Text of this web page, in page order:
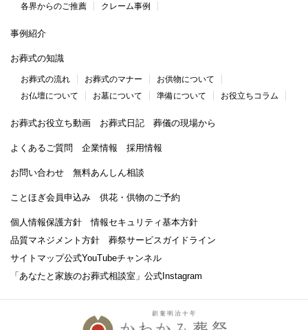
各界からのご推薦 クレーム事例
事例紹介
お葬式の知識
お葬式の流れ お葬式のマナー
お供物について
お仏壇について
お墓について 準備について お役立ちコラム
お葬式お役立ち動画 お葬式日記 葬儀の現場から
よくあるご質問 企業情報 採用情報
お問い合わせ 無料あんしん相談
ことほぎ会員申込み 供花・供物のご予約
個人情報保護方針
情報セキュリティ基本方針
品質マネジメント方針
葬祭サービスガイドライン
サイトマップ公式YouTubeチャンネル
「あなたと家族のお葬式相談室」 公式Instagram